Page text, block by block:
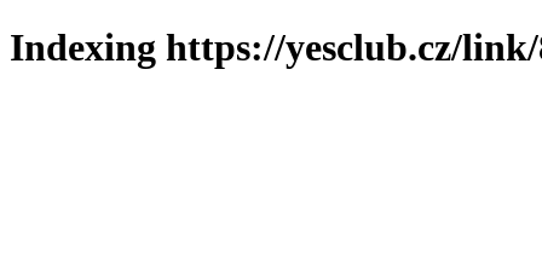
Indexing https://yesclub.cz/link/